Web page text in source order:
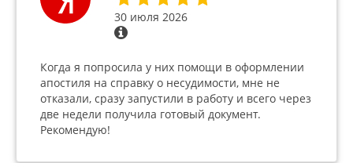
30 июля 2026
Когда я попросила у них помощи в оформлении
апостиля на справку о несудимости, мне не
отказали, сразу запустили в работу и всего через
две недели получила готовый документ.
Рекомендую!